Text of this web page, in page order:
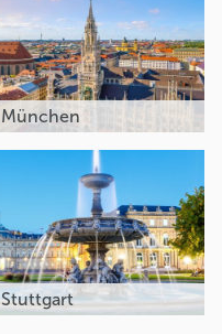
München
Stuttgart